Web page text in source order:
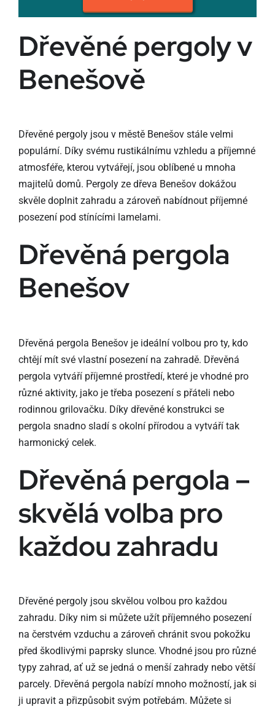
Dřevěné pergoly v
Benešově
Dřevěné pergoly jsou v městě Benešov stále velmi
populární. Díky svému rustikálnímu vzhledu a příjemné
atmosféře, kterou vytvářejí, jsou oblíbené u mnoha
majitelů domů. Pergoly ze dřeva Benešov dokážou
skvěle doplnit zahradu a zároveň nabídnout příjemné
posezení pod stínícími lamelami.
Dřevěná pergola
Benešov
Dřevěná pergola Benešov je ideální volbou pro ty, kdo
chtějí mít své vlastní posezení na zahradě. Dřevěná
pergola vytváří příjemné prostředí, které je vhodné pro
různé aktivity, jako je třeba posezení s přáteli nebo
rodinnou grilovačku. Díky dřevěné konstrukci se
pergola snadno sladí s okolní přírodou a vytváří tak
harmonický celek.
Dřevěná pergola –
skvělá volba pro
každou zahradu
Dřevěné pergoly jsou skvělou volbou pro každou
zahradu. Díky nim si můžete užít příjemného posezení
na čerstvém vzduchu a zároveň chránit svou pokožku
před škodlivými paprsky slunce. Vhodné jsou pro různé
typy zahrad, ať už se jedná o menší zahrady nebo větší
parcely. Dřevěná pergola nabízí mnoho možností, jak si
ji upravit a přizpůsobit svým potřebám. Můžete si